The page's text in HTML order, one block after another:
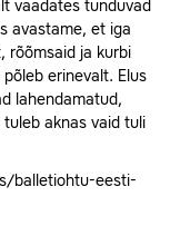
vaadates tunduvad
avastame, et iga
rõõmsaid ja kurbi
erinevalt. Elus
lahendamatud,
aknas vaid tuli
balletiohtu-eesti-